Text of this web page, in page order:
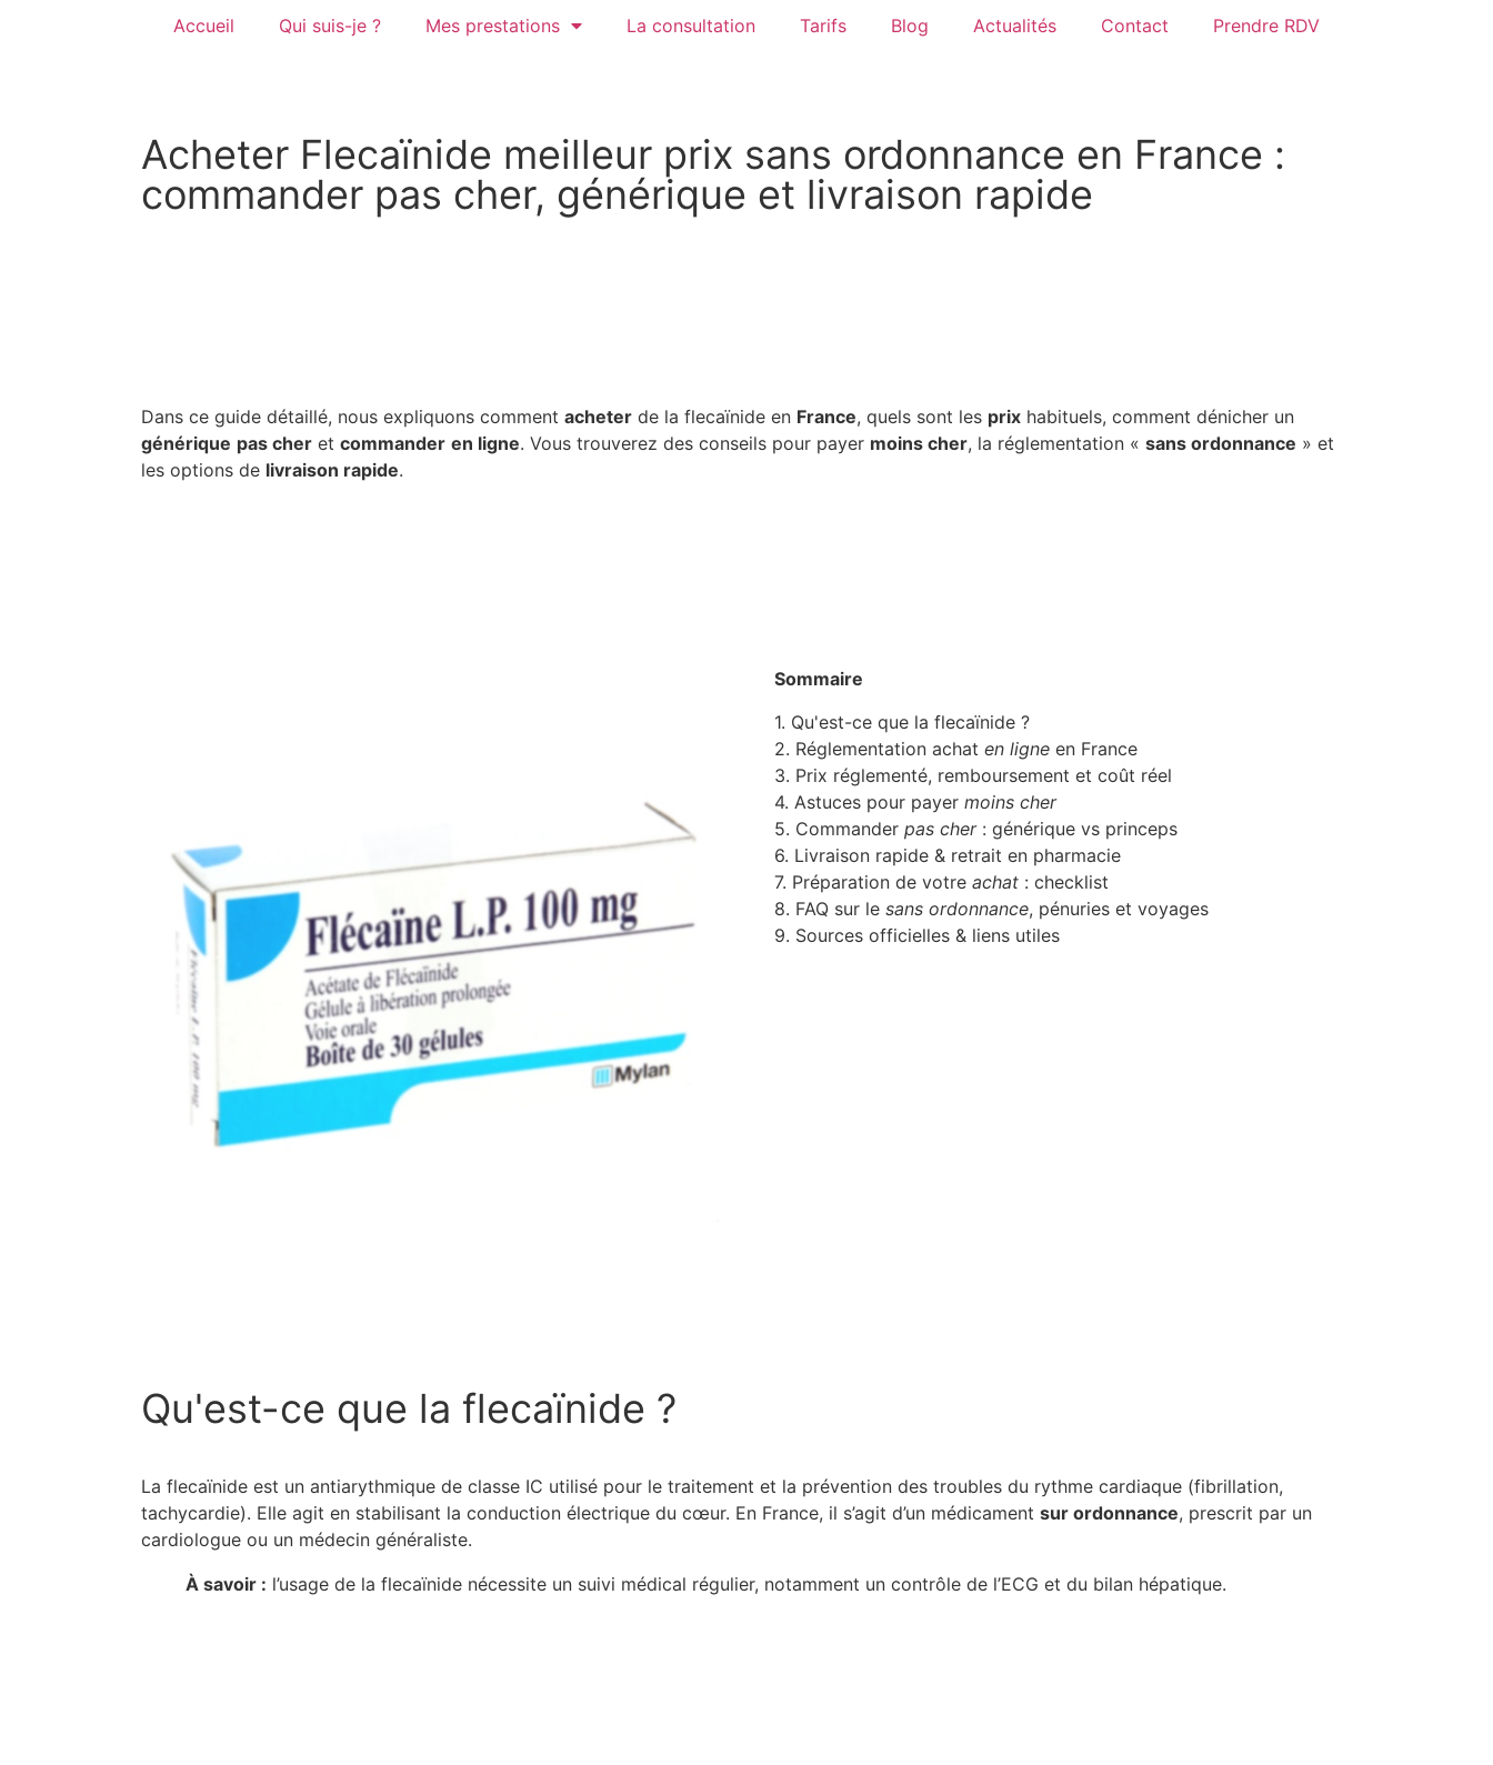
Accueil Qui suis-je ? Mes prestations La consultation Tarifs Blog Actualités Contact Prendre RDV
Acheter Flecaïnide meilleur prix sans ordonnance en France :
commander pas cher, générique et livraison rapide
Dans ce guide détaillé, nous expliquons comment acheter de la flecaïnide en France, quels sont les prix habituels, comment dénicher un
générique pas cher et commander en ligne. Vous trouverez des conseils pour payer moins cher, la réglementation « sans ordonnance » et
les options de livraison rapide.
Sommaire
1. Qu'est-ce que la flecaïnide ?
2. Réglementation achat en ligne en France
3. Prix réglementé, remboursement et coût réel
4. Astuces pour payer moins cher
5. Commander pas cher: générique vs princeps
6. Livraison rapide & retrait en pharmacie
7. Préparation de votre achat : checklist
8. FAQ sur le sans ordonnance, pénuries et voyages
9. Sources officielles & liens utiles
Qu'est-ce que la flecaïnide ?
La flecaïnide est un antiarythmique de classe IC utilisé pour le traitement et la prévention des troubles du rythme cardiaque (fibrillation,
tachycardie). Elle agit en stabilisant la conduction électrique du cœur. En France, il s’agit d’un médicament sur ordonnance, prescrit par un
cardiologue ou un médecin généraliste.
À savoir : l’usage de la flecaïnide nécessite un suivi médical régulier, notamment un contrôle de l’ECG et du bilan hépatique.